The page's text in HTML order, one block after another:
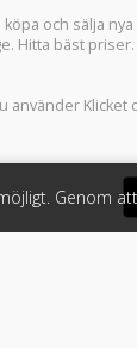
och sälja
Hitta bäst
använder Klicket
Genom